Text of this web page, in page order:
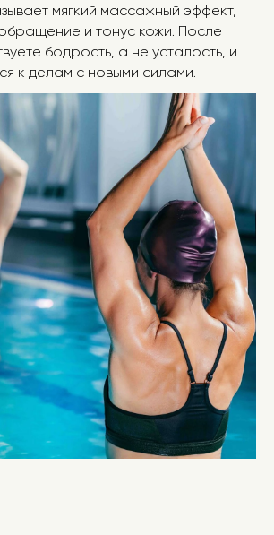
мягкий массажный эффект,
и тонус кожи. После
бодрость, а не усталость, и
к делам с новыми силами.